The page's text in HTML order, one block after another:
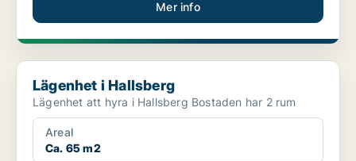
Mer info
Lägenhet i Hallsberg
Lägenhet i Hallsberg
Lägenhet att hyra i Hallsberg Bostaden har 2 rum
Areal
Ca. 65 m2